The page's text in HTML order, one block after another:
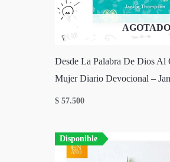
AGOTADO
Desde La Palabra De Dios Al
Mujer Diario Devocional –
$ 57.500
Disponible